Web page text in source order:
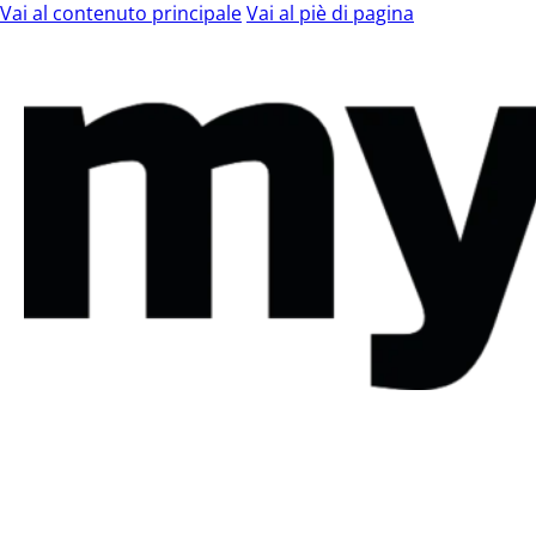
Vai al contenuto principaleVai al piè di pagina